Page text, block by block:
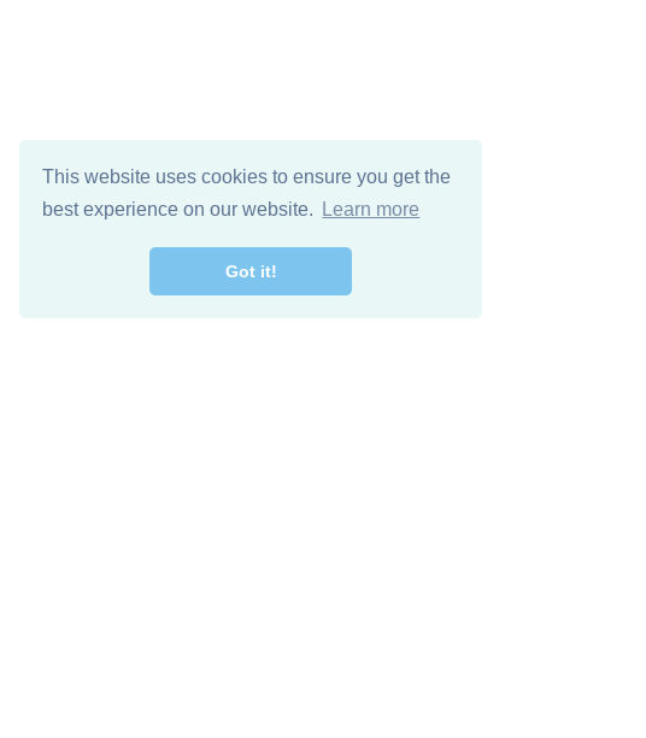
This website uses cookies to ensure you get the
best experience on our website.
Learn more
Got it!